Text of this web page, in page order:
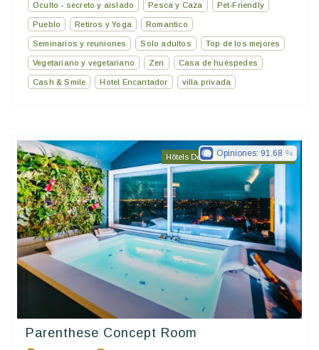
Oculto - secreto y aislado Pesca y Caza Pet-Friendly
Pueblo Retiros y Yoga Romantico
Seminarios y reuniones Solo adultos Top de los mejores
Vegetariano y vegetariano Zen Casa de huéspedes
Cash & Smile Hotel Encantador villa privada
Hôtels De Charme & De Caractère
Parenthese Concept Room
Opiniones: 91.68